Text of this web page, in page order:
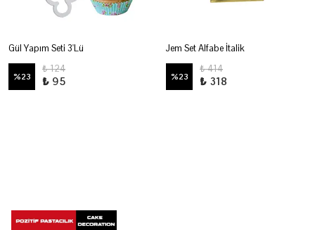
Gül Yapım Seti 3'Lü
%23
₺ 124
₺ 95
Jem Set Alfabe İtalik
%23
₺ 414
₺ 318